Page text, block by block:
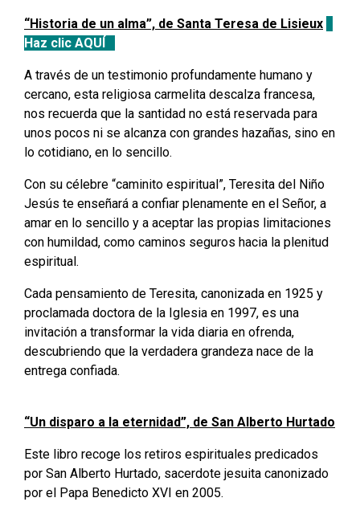
“Historia de un alma”, de Santa Teresa de Lisieux
Haz clic AQUÍ
A través de un testimonio profundamente humano y
cercano, esta religiosa carmelita descalza francesa,
nos recuerda que la santidad no está reservada para
unos pocos ni se alcanza con grandes hazañas, sino en
lo cotidiano, en lo sencillo.
Con su célebre “caminito espiritual”, Teresita del Niño
Jesús te enseñará a confiar plenamente en el Señor, a
amar en lo sencillo y a aceptar las propias limitaciones
con humildad, como caminos seguros hacia la plenitud
espiritual.
Cada pensamiento de Teresita, canonizada en 1925 y
proclamada doctora de la Iglesia en 1997, es una
invitación a transformar la vida diaria en ofrenda,
descubriendo que la verdadera grandeza nace de la
entrega confiada.
“Un disparo a la eternidad”, de San Alberto Hurtado
Este libro recoge los retiros espirituales predicados
por San Alberto Hurtado, sacerdote jesuita canonizado
por el Papa Benedicto XVI en 2005.